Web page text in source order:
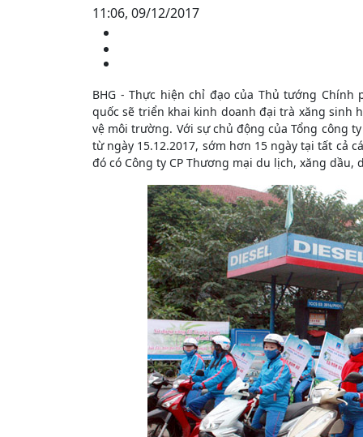
11:06, 09/12/2017
BHG - Thực hiện chỉ đạo của Thủ tướng
quốc sẽ triển khai kinh doanh đại trà xăng sinh
vệ môi trường. Với sự chủ động của Tổng công
từ ngày 15.12.2017, sớm hơn 15 ngày tại tất cả
đó có Công ty CP Thương mại du lịch, xăng dầu,